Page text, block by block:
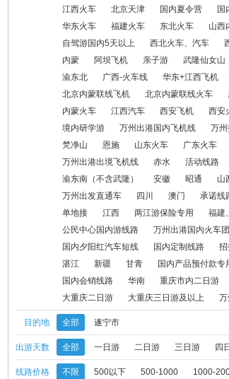
国内G5航线产品 北京内蒙联线飞机 北京内蒙
甘孜动车 甘南飞机 航空模
万州出港国内火车线 康养线路 梵净山 恩
万州出港出境飞机线 赤水 活动线路 陕西
户外 奥陶纪 单地接 江西
公民中心国内游线路 万州出港国内火车团 甘肃
招投标相关费用 奥陶纪一日游 奥陶纪二日及
大重庆三日游及以上 万州出发
江西火车
北京天津 国内夏令营 国
华东火车
福建火车 东北火车 山西
自驾游国内5天以上
西北火车、汽车
内蒙
阿坝飞机 亲子游 武隆仙女山
渝东北
广西-火车线 华东+江西飞机
北京内蒙联线飞机
北京内蒙联线火车
内蒙火车
江西汽车 西安飞机 西安
境内研学游
万州出港国内飞机线 万
梵净山
恩施 山东火车 广东火车
万州出港出境飞机线
赤水 活动线路
渝东南（不含武隆）
安徽 昭通 山
万州出发直通车
四川 澳门 承诺线
单地接
江西 两江游保险专用 福建
公民中心国内游线路
万州出港国内火车团
国内夕阳红汽车短线
国内定制线路 招
湛江
新疆 甘青 国内产品预付款专
国内会销线路
华南 重庆市内二日游
大重庆二日游
大重庆三日游及以上
目的地 全部 遂宁市
出游天数 全部 一日游 二日游 三日游 四
线路价格 不限 500以下 500-1000 1000-